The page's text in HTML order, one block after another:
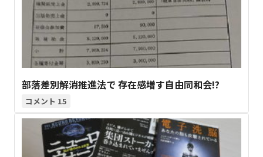
部落差別解消推進法で 存在感増す自由同和会!?
15